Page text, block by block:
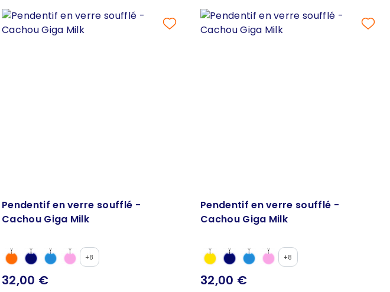
Pendentif en verre soufflé -
Cachou Giga Milk
+8
32,00 €
Pendentif en verre soufflé -
Cachou Giga Milk
+8
32,00 €